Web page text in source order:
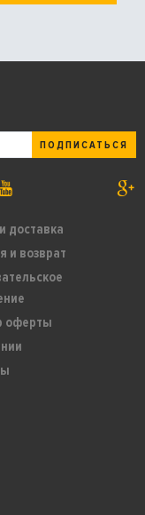
доставка
и возврат
оферты
ПОДПИСАТЬСЯ